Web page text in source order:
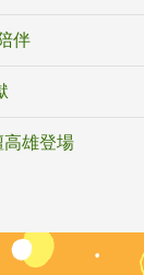
伴
高雄登場